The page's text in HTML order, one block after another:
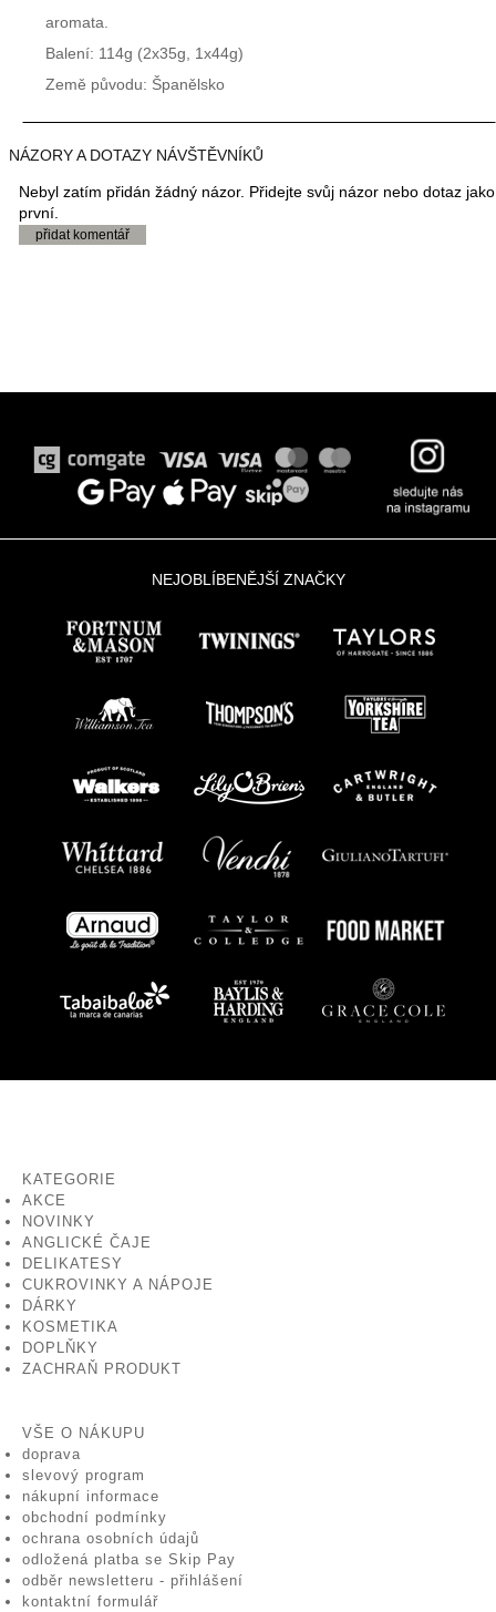
aromata.
Balení: 114g (2x35g, 1x44g)
Země původu: Španělsko
NÁZORY A DOTAZY NÁVŠTĚVNÍKŮ
Nebyl zatím přidán žádný názor. Přidejte svůj názor nebo dotaz jako
první.
přidat komentář
NEJOBLÍBENĚJŠÍ ZNAČKY
KATEGORIE
AKCE
NOVINKY
ANGLICKÉ ČAJE
DELIKATESY
CUKROVINKY A NÁPOJE
DÁRKY
KOSMETIKA
DOPLŇKY
ZACHRAŇ PRODUKT
VŠE O NÁKUPU
doprava
slevový program
nákupní informace
obchodní podmínky
ochrana osobních údajů
odložená platba se Skip Pay
odběr newsletteru - přihlášení
kontaktní formulář